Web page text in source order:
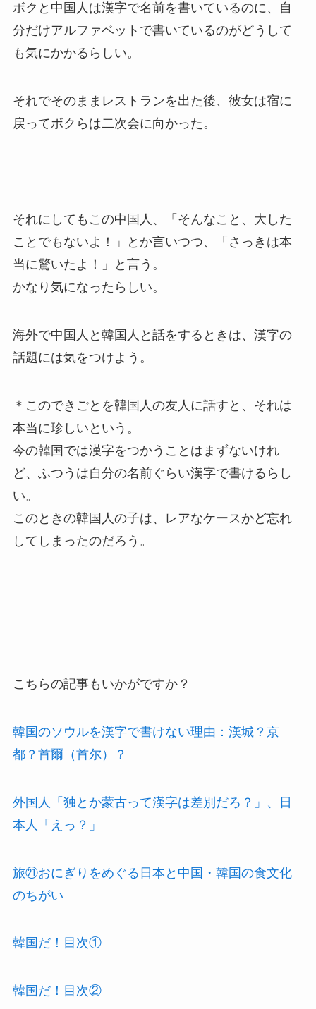
ボクと中国人は漢字で名前を書いているのに、自
分だけアルファベットで書いているのがどうして
も気にかかるらしい。
それでそのままレストランを出た後、彼女は宿に
戻ってボクらは二次会に向かった。
それにしてもこの中国人、「そんなこと、大した
ことでもないよ！」とか言いつつ、「さっきは本
当に驚いたよ！」と言う。
かなり気になったらしい。
海外で中国人と韓国人と話をするときは、漢字の
話題には気をつけよう。
＊このできごとを韓国人の友人に話すと、それは
本当に珍しいという。
今の韓国では漢字をつかうことはまずないけれ
ど、ふつうは自分の名前ぐらい漢字で書けるらし
い。
このときの韓国人の子は、レアなケースかど忘れ
してしまったのだろう。
こちらの記事もいかがですか？
韓国のソウルを漢字で書けない理由：漢城？京
都？首爾（首尔）？
外国人「独とか蒙古って漢字は差別だろ？」、日
本人「えっ？」
旅㉑おにぎりをめぐる日本と中国・韓国の食文化
のちがい
韓国だ！目次①
韓国だ！目次②